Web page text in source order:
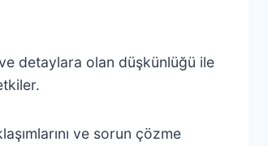
detaylara olan düşkünlüğü ile
ve sorun çözme